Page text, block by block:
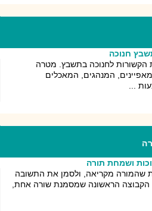
לחנוכה בתשבץ. מטרה
המנהגים, המאכלים
...
שהמורה מקריאה, ולסמן את התשובה
הקבוצה הראשונה שמסמנת שורה אחת,